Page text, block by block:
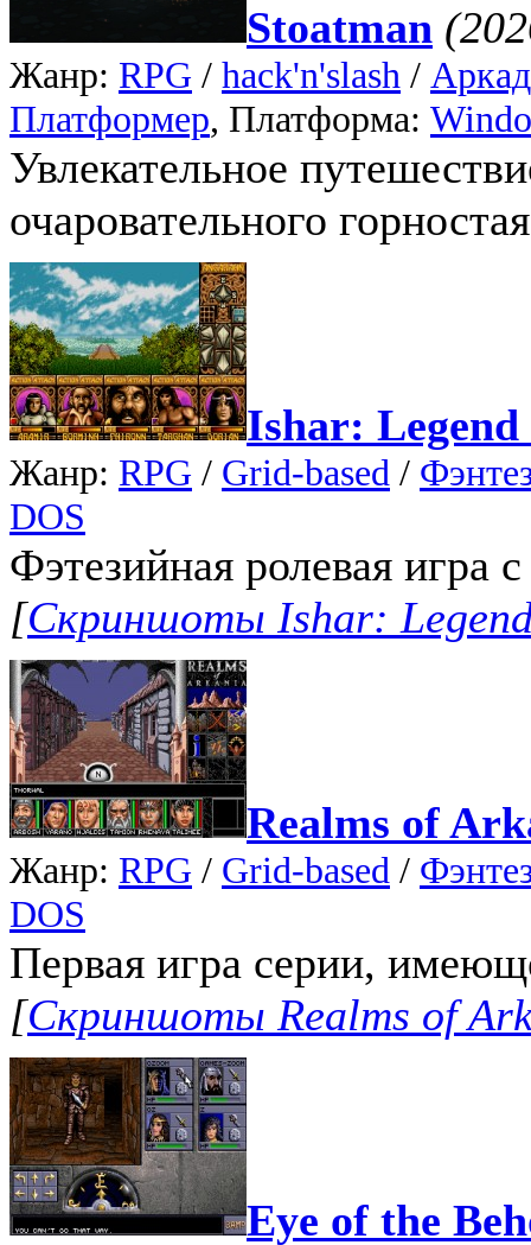
Stoatman
Жанр: RPG / hack'n'slash /
Платформер, Платформа:
Увлекательное
очаровательного
Ishar:
Жанр: RPG / Grid-based /
DOS
Фэтезийная ролевая игра
[Скриншоты Ishar:
Realms of
Жанр: RPG / Grid-based /
DOS
Первая игра серии,
[Скриншоты Realms of
Eye of the